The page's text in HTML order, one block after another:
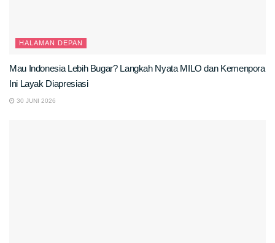
HALAMAN DEPAN
Mau Indonesia Lebih Bugar? Langkah Nyata MILO dan Kemenpora
Ini Layak Diapresiasi
30 JUNI 2026